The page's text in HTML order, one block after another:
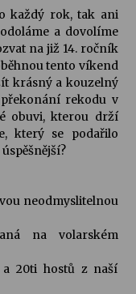
Quijotova
Kolchoz a
Rufus Miller
každý rok, tak ani
a dovolíme
na již 14. ročník
tento víkend
krásný a kouzelný
rekodu v
obuvi, kterou drží
který se podařilo
neodmyslitelnou
na volarském
a 20ti hostů z naší